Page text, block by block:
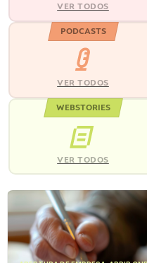
VER TODOS
PODCASTS
VER TODOS
WEBSTORIES
VER TODOS